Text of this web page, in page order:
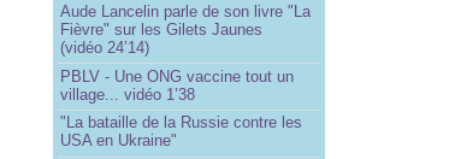
Aude Lancelin parle de son livre "La
Fièvre" sur les Gilets Jaunes
(vidéo 24’14)
PBLV - Une ONG vaccine tout un
village... vidéo 1’38
"La bataille de la Russie contre les
USA en Ukraine"